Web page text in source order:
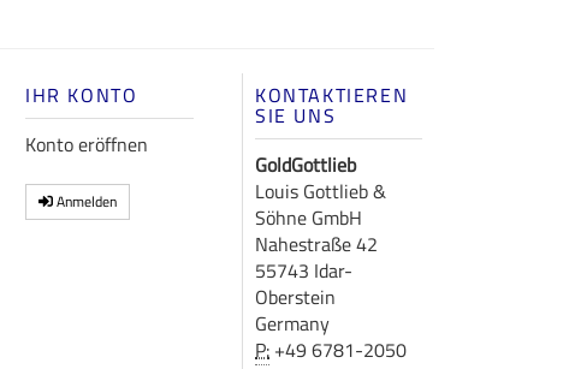
IHR KONTO
Konto eröffnen
Anmelden
KONTAKTIEREN
SIE UNS
GoldGottlieb
Louis Gottlieb &
Söhne GmbH
Nahestraße 42
55743 Idar-
Oberstein
Germany
P: +49 6781-2050